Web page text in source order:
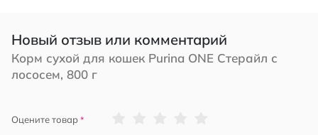
Новый отзыв или комментарий
Корм сухой для кошек Purina ONE Стерайл с
лососем, 800 г
Оцените товар